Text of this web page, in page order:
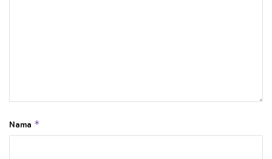
Nama *